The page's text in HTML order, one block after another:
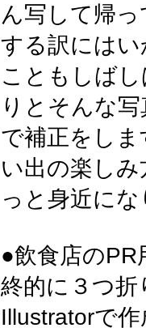
ん写して帰
する訳には
こともしば
りとそんな
で補正をし
い出の楽し
っと身近に
●飲食店の
終的に３つ
Illustratorで